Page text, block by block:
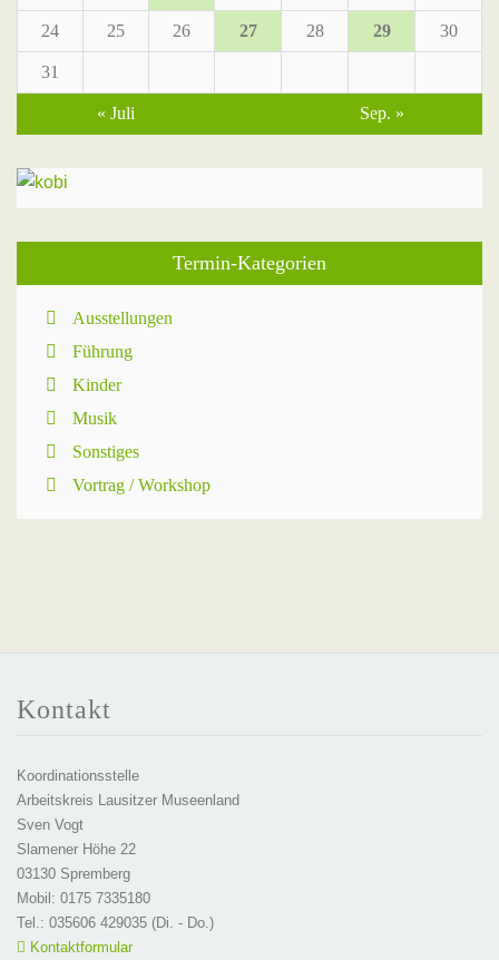
24 25 26 27 28 29 30
31
« Juli Sep. »
Termin-Kategorien
Ausstellungen
Führung
Kinder
Musik
Sonstiges
Vortrag / Workshop
Kontakt
Koordinationsstelle
Arbeitskreis Lausitzer Museenland
Sven Vogt
Slamener Höhe 22
03130 Spremberg
Mobil: 0175 7335180
Tel.: 035606 429035 (Di. - Do.)
Kontaktformular